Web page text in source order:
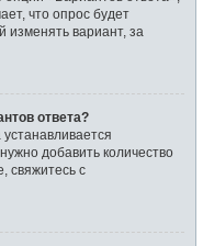
что опрос будет
изменять вариант, за
ответа?
добавить количество
свяжитесь с